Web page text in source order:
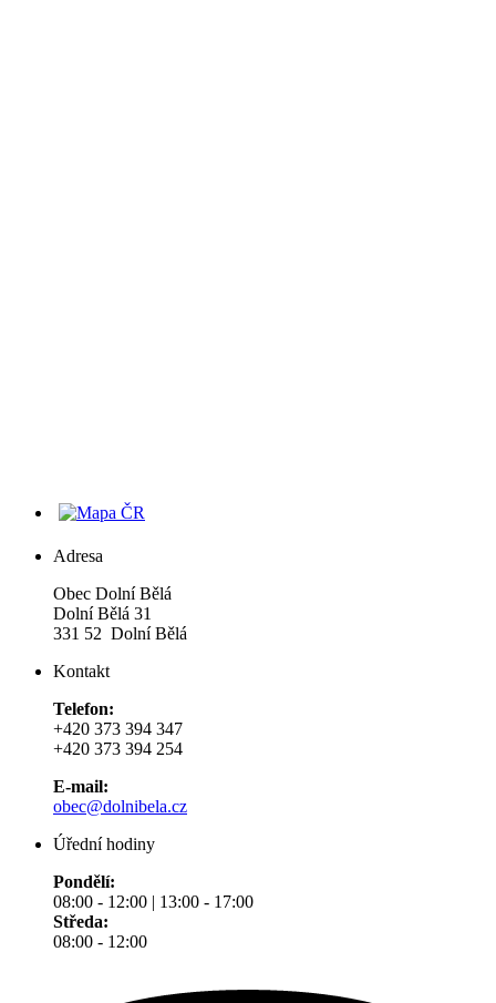
Adresa
Obec Dolní Bělá
Dolní Bělá 31
331 52 Dolní Bělá
Kontakt
Telefon:
+420 373 394 347
+420 373 394 254
E-mail:
obec@dolnibela.cz
Úřední hodiny
Pondělí:
08:00 - 12:00 | 13:00 - 17:00
Středa:
08:00 - 12:00